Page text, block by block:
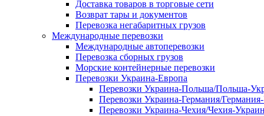
Доставка товаров в торговые сети
Возврат тары и документов
Перевозка негабаритных грузов
Международные перевозки
Международные автоперевозки
Перевозка сборных грузов
Морские контейнерные перевозки
Перевозки Украина-Европа
Перевозки Украина-Польша/Польша-
Перевозки Украина-Германия/
Перевозки Украина-Чехия/Чехия-